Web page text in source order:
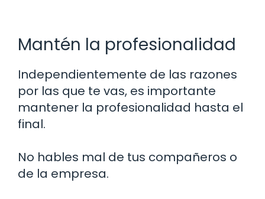
Mantén la profesionalidad
Independientemente de las razones
por las que te vas, es importante
mantener la profesionalidad hasta el
final.
No hables mal de tus compañeros o
de la empresa.